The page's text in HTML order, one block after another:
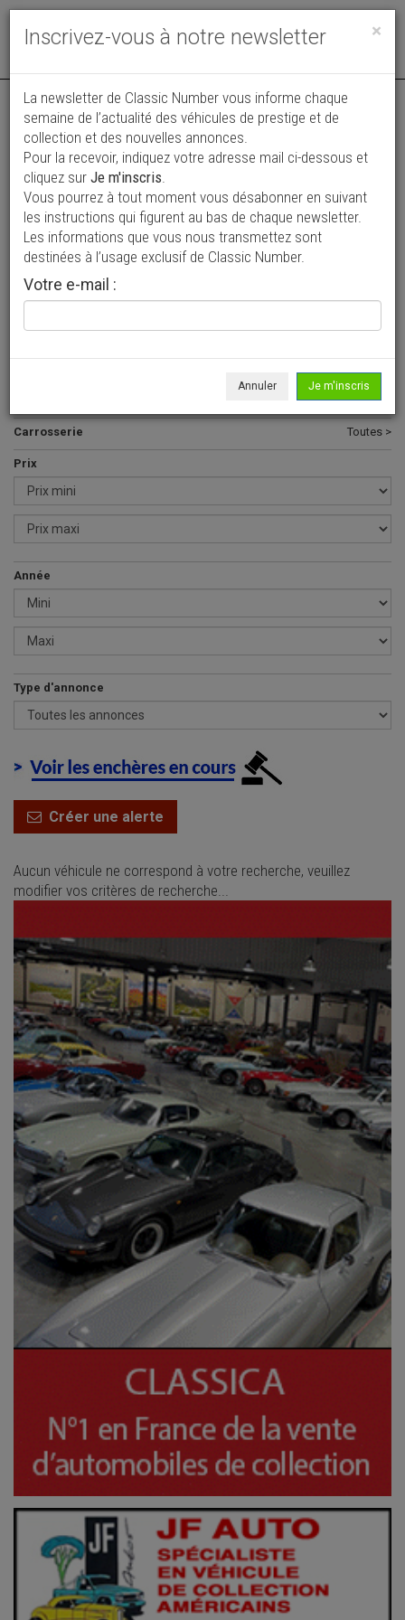
Toggle
Vos annonces vues par
plus de 4 millions de collectionneurs
Ajouter une annonce
> Rechercher un véhicule
Kingswood >
Carrosserie Toutes >
Prix
Année
Type d'annonce
Créer une alerte
Aucun véhicule ne correspond à votre recherche, veuillez
modifier vos critères de recherche...
×
Inscrivez-vous à notre newsletter
La newsletter de Classic Number vous informe chaque
semaine de l’actualité des véhicules de prestige et de
collection et des nouvelles annonces.
Pour la recevoir, indiquez votre adresse mail ci-dessous et
cliquez sur Je m'inscris.
Vous pourrez à tout moment vous désabonner en suivant
les instructions qui figurent au bas de chaque newsletter.
Les informations que vous nous transmettez sont
destinées à l’usage exclusif de Classic Number.
Votre e-mail :
Annuler Je m'inscris